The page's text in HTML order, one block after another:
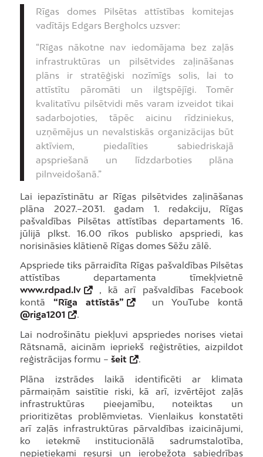
Rīgas domes Pilsētas attīstības komitejas
vadītājs Edgars Bergholcs uzsver:
“Rīgas nākotne nav iedomājama bez zaļās
infrastruktūras un pilsētvides zaļināšanas
plāns ir stratēģiski nozīmīgs solis, lai to
attīstītu pāromāti un ilgtspējīgi. Tomēr
kvalitatīvu pilsētvidi mēs varam izveidot tikai
sadarbojoties, tāpēc aicinu rīdziniekus,
uzņēmējus un nevalstiskās organizācijas būt
aktīviem, piedalīties sabiedriskajā
apspriešanā un līdzdarboties plāna
pilnveidošanā.”
Lai iepazīstinātu ar Rīgas pilsētvides zaļināšanas
plāna 2027.–2031. gadam 1. redakciju, Rīgas
pašvaldības Pilsētas attīstības departaments 16.
jūlijā plkst. 16.00 rīkos publisko apspriedi, kas
norisināsies klātienē Rīgas domes Sēžu zālē.
Apspriede tiks pārraidīta Rīgas pašvaldības Pilsētas
attīstības departamenta tīmekļvietnē
www.rdpad.lv
, kā arī pašvaldības Facebook
kontā “Rīga attīstās”
un YouTube kontā
@riga1201
.
Lai nodrošinātu piekļuvi apspriedes norises vietai
Rātsnamā, aicinām iepriekš reģistrēties, aizpildot
reģistrācijas formu – šeit
.
Plāna izstrādes laikā identificēti ar klimata
pārmaiņām saistītie riski, kā arī, izvērtējot zaļās
infrastruktūras pieejamību, noteiktas un
prioritizētas problēmvietas. Vienlaikus konstatēti
arī zaļās infrastruktūras pārvaldības izaicinājumi,
ko ietekmē institucionālā sadrumstalotība,
nepietiekami resursi un ierobežota sabiedrības